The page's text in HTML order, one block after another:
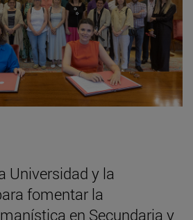
Universidad y la
fomentar la
en Secundaria y